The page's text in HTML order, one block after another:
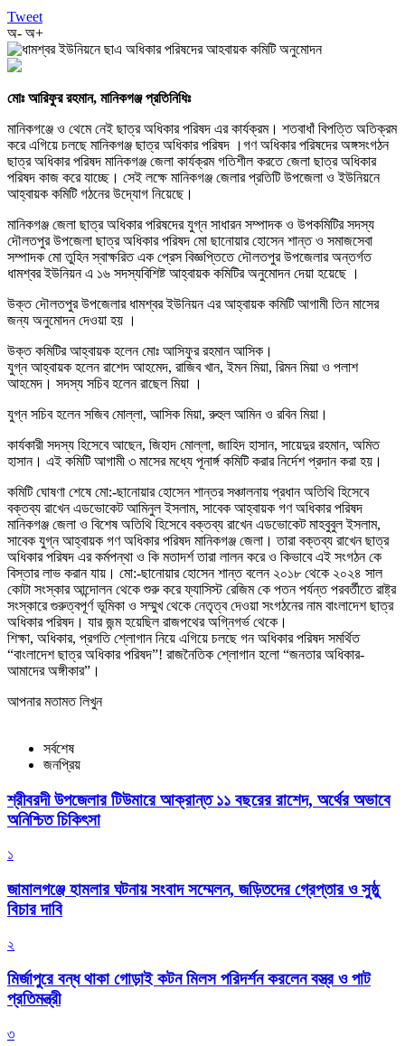
Tweet
অ- অ+
মোঃ আরিফুর রহমান, মানিকগঞ্জ প্রতিনিধিঃ
মানিকগঞ্জে ও থেমে নেই ছাত্র অধিকার পরিষদ এর কার্যক্রম। শতবাধাঁ বিপত্তি অতিক্রম
করে এগিয়ে চলছে মানিকগঞ্জ ছাত্র অধিকার পরিষদ ।গণ অধিকার পরিষদের অঙ্গসংগঠন
ছাত্র অধিকার পরিষদ মানিকগঞ্জ জেলা কার্যক্রম গতিশীল করতে জেলা ছাত্র অধিকার
পরিষদ কাজ করে যাচ্ছে। সেই লক্ষে মানিকগঞ্জ জেলার প্রতিটি উপজেলা ও ইউনিয়নে
আহ্বায়ক কমিটি গঠনের উদ্যোগ নিয়েছে।
মানিকগঞ্জ জেলা ছাত্র অধিকার পরিষদের যুগ্ন সাধারন সম্পাদক ও উপকমিটির সদস্য
দৌলতপুর উপজেলা ছাত্র অধিকার পরিষদ মো ছানোয়ার হোসেন শান্ত ও সমাজসেবা
সম্পাদক মো তুহিন স্বাক্ষরিত এক প্রেস বিজ্ঞপ্তিতে দৌলতপুর উপজেলার অন্তর্গত
ধামশ্বর ইউনিয়ন এ ১৬ সদস্যবিশিষ্ট আহ্বায়ক কমিটির অনুমোদন দেয়া হয়েছে ।
উক্ত দৌলতপুর উপজেলার ধামশ্বর ইউনিয়ন এর আহ্বায়ক কমিটি আগামী তিন মাসের
জন্য অনুমোদন দেওয়া হয় ।
উক্ত কমিটির আহ্বায়ক হলেন মোঃ আসিফুর রহমান আসিক।
যুগ্ন আহ্বায়ক হলেন রাশেদ আহমেদ, রাজিব খান, ইমন মিয়া, রিমন মিয়া ও পলাশ
আহমেদ। সদস্য সচিব হলেন রাছেল মিয়া ।
যুগ্ন সচিব হলেন সজিব মোল্লা, আসিক মিয়া, রুহুল আমিন ও রবিন মিয়া।
কার্যকারী সদস্য হিসেবে আছেন, জিহাদ মোল্লা, জাহিদ হাসান, সায়েদুর রহমান, অমিত
হাসান। এই কমিটি আগামী ৩ মাসের মধ্যে পূনার্ঙ্গ কমিটি করার নির্দেশ প্রদান করা হয়।
কমিটি ঘোষণা শেষে মো:-ছানোয়ার হোসেন শান্তর সঞ্চালনায় প্রধান অতিথি হিসেবে
বক্তব্য রাখেন এডভোকেট আমিনুল ইসলাম, সাবেক আহ্বায়ক গণ অধিকার পরিষদ
মানিকগঞ্জ জেলা ও বিশেষ অতিথি হিসেবে বক্তব্য রাখেন এডভোকেট মাহবুবুল ইসলাম,
সাবেক যুগ্ন আহ্বায়ক গণ অধিকার পরিষদ মানিকগঞ্জ জেলা। তারা বক্তব্য রাখেন ছাত্র
অধিকার পরিষদ এর কর্মপন্থা ও কি মতাদর্শ তারা লালন করে ও কিভাবে এই সংগঠন কে
বিস্তার লাভ করান যায়। মো:-ছানোয়ার হোসেন শান্ত বলেন ২০১৮ থেকে ২০২৪ সাল
কোটা সংস্কার আন্দোলন থেকে শুরু করে ফ্যাসিস্ট রেজিম কে পতন পর্যন্ত পরবর্তীতে রাষ্ট্র
সংস্কারে গুরুত্বপূর্ণ ভূমিকা ও সম্মুখ থেকে নেতৃত্ব দেওয়া সংগঠনের নাম বাংলাদেশ ছাত্র
অধিকার পরিষদ। যার জন্ম হয়েছিল রাজপথের অগ্নিগর্ভ থেকে।
শিক্ষা, অধিকার, প্রগতি শ্লোগান নিয়ে এগিয়ে চলছে গন অধিকার পরিষদ সমর্থিত
“বাংলাদেশ ছাত্র অধিকার পরিষদ”! রাজনৈতিক শ্লোগান হলো “জনতার অধিকার-
আমাদের অঙ্গীকার”।
আপনার মতামত লিখুন
সর্বশেষ
জনপ্রিয়
শ্রীবরদী উপজেলার টিউমারে আক্রান্ত ১১ বছরের রাশেদ, অর্থের অভাবে
অনিশ্চিত চিকিৎসা
১
জামালগঞ্জে হামলার ঘটনায় সংবাদ সম্মেলন, জড়িতদের গ্রেপ্তার ও সুষ্ঠু
বিচার দাবি
২
মির্জাপুরে বন্ধ থাকা গোড়াই কটন মিলস পরিদর্শন করলেন বস্ত্র ও পাট
প্রতিমন্ত্রী
৩